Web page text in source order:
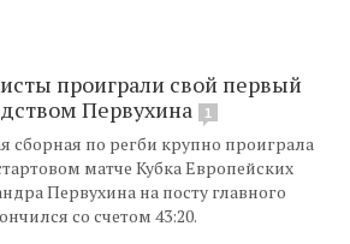
проиграли свой первый
Первухина
1
сборная по регби крупно проиграла
матче Кубка Европейских
Первухина на посту главного
со счетом 43:20.